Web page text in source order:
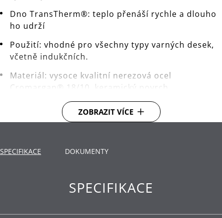
Dno TransTherm®: teplo přenáší rychle a dlouho
ho udrží
Použití: vhodné pro všechny typy varných desek,
včetně indukčních.
Materiál: vysoce kvalitní nerezová ocel
Cromargan® 18/10, keramický povrch.
Čištění: ruční mytí.ZOBRAZIT VÍCE
SPECIFIKACE DOKUMENTY
SPECIFIKACE